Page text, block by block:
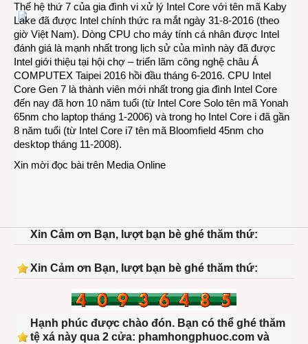
cho
PC
Thế hệ thứ 7 của gia đình vi xử lý Intel Core với tên mã Kaby
Lake đã được Intel chính thức ra mắt ngày 31-8-2016 (theo
giờ Việt Nam). Dòng CPU cho máy tính cá nhân được Intel
đánh giá là mạnh nhất trong lịch sử của mình này đã được
Intel giới thiệu tại hội chợ – triển lãm công nghệ châu Á
COMPUTEX Taipei 2016 hồi đầu tháng 6-2016. CPU Intel
Core Gen 7 là thành viên mới nhất trong gia đình Intel Core
đến nay đã hơn 10 năm tuổi (từ Intel Core Solo tên mã Yonah
65nm cho laptop tháng 1-2006) và trong họ Intel Core i đã gần
8 năm tuổi (từ Intel Core i7 tên mã Bloomfield 45nm cho
desktop tháng 11-2008).
Xin mời đọc bài trên Media Online
Xin Cảm ơn Bạn, lượt bạn bè ghé thăm thứ:
Xin Cảm ơn Bạn, lượt bạn bè ghé thăm thứ:
Hạnh phúc được chào đón. Bạn có thể ghé thăm
tệ xá này qua 2 cửa: phamhongphuoc.com và